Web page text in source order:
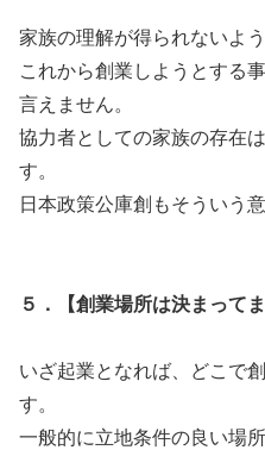
家族の理解が得られないよう
これから創業しようとする
言えません。
協力者としての家族の存在
す。
日本政策公庫創もそういう
５．【創業場所は決まってま
いざ起業となれば、どこで
す。
一般的に立地条件の良い場